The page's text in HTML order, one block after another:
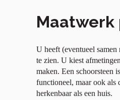
U heeft (eventueel
te zien. U kiest
maken. Een schoorsteen
functioneel, maar ook als
herkenbaar als een huis.